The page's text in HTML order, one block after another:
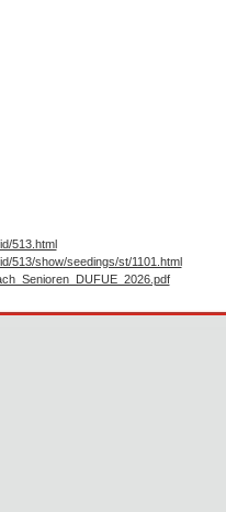
513.html
513/show/seedings/st/1101.html